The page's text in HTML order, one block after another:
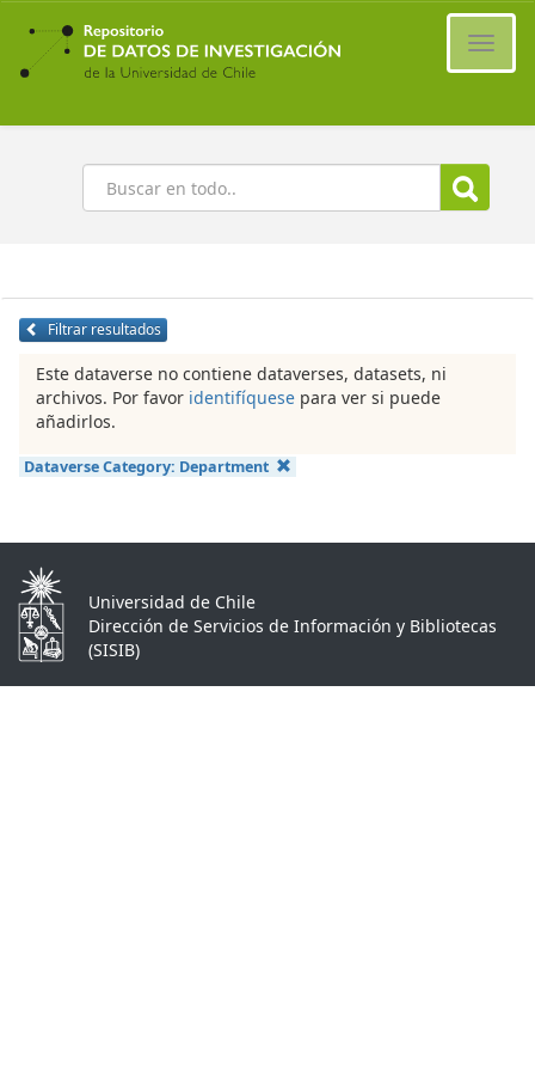
Ir
contenido
principal
Buscar
Filtrar resultados
Este dataverse no contiene dataverses, datasets, ni
archivos. Por favor identifíquese para ver si puede
añadirlos.
Dataverse Category: Department
Universidad de Chile
Dirección de Servicios de Información y Bibliotecas
(SISIB)